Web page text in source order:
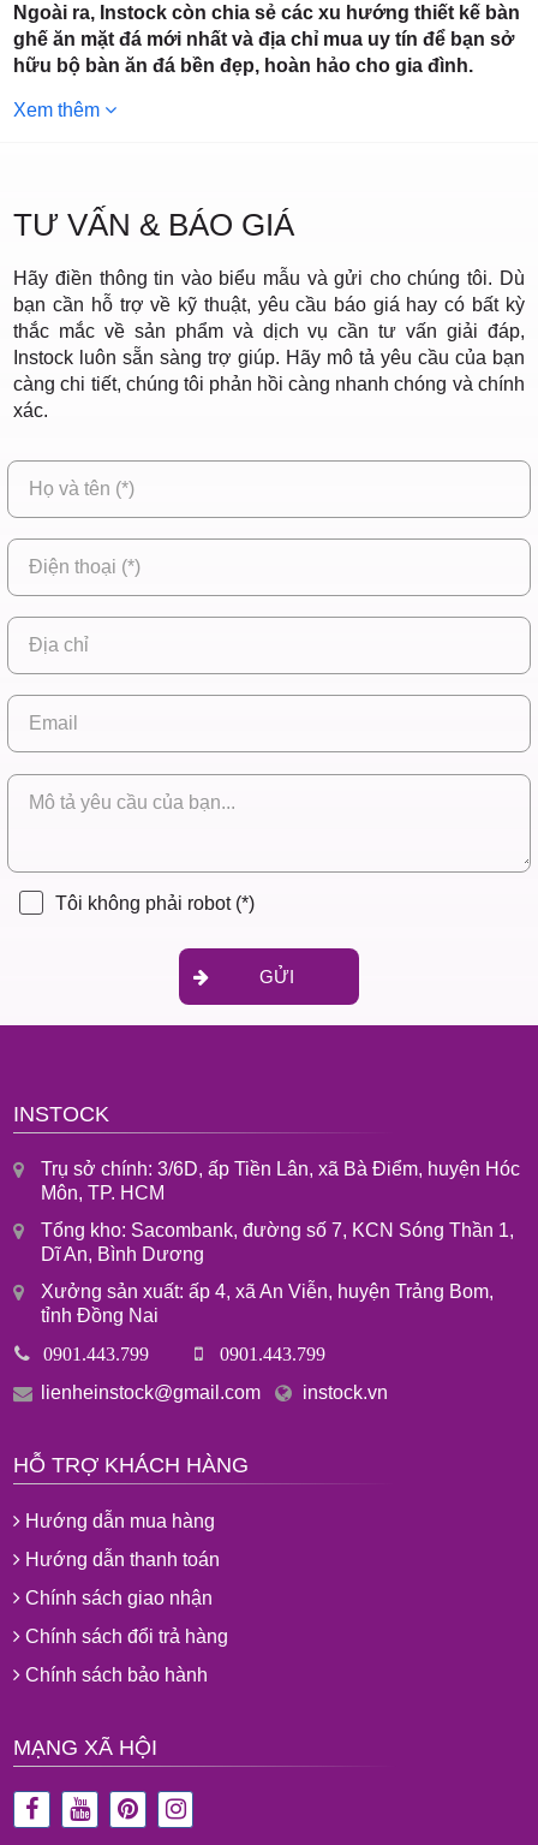
xã Bà
Điểm,
huyện
Hóc Môn,
TP. HCM
Ngoài ra, Instock còn chia sẻ các xu hướng thiết kế bàn
ghế ăn mặt đá mới nhất và địa chỉ mua uy tín để bạn sở
hữu bộ bàn ăn đá bền đẹp, hoàn hảo cho gia đình.
Xem thêm
TƯ VẤN & BÁO GIÁ
Hãy điền thông tin vào biểu mẫu và gửi cho chúng tôi. Dù
bạn cần hỗ trợ về kỹ thuật, yêu cầu báo giá hay có bất kỳ
thắc mắc về sản phẩm và dịch vụ cần tư vấn giải đáp,
Instock luôn sẵn sàng trợ giúp. Hãy mô tả yêu cầu của bạn
càng chi tiết, chúng tôi phản hồi càng nhanh chóng và chính
xác.
GỬI
Tôi không phải robot (*)
INSTOCK
Trụ sở chính: 3/6D, ấp Tiền Lân, xã Bà Điểm, huyện Hóc
Môn, TP. HCM
Tổng kho: Sacombank, đường số 7, KCN Sóng Thần 1,
Dĩ An, Bình Dương
Xưởng sản xuất: ấp 4, xã An Viễn, huyện Trảng Bom,
tỉnh Đồng Nai
0901.443.799 0901.443.799
lienheinstock@gmail.com instock.vn
HỖ TRỢ KHÁCH HÀNG
Hướng dẫn mua hàng
Hướng dẫn thanh toán
Chính sách giao nhận
Chính sách đổi trả hàng
Chính sách bảo hành
MẠNG XÃ HỘI